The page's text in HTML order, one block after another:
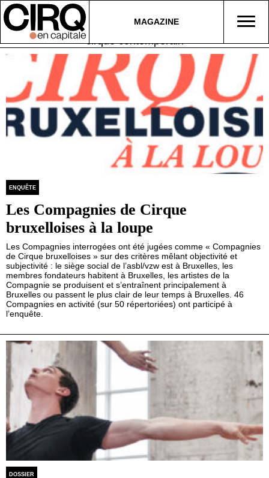
MAGAZINE
cirque contemporain
ENQUÊTE
Les Compagnies de Cirque
bruxelloises à la loupe
Les Compagnies interrogées ont été jugées comme « Compagnies
de Cirque bruxelloises » sur des critères mêlant objectivité et
subjectivité : le siège social de l’asbl/vzw est à Bruxelles, les
membres fondateurs habitent à Bruxelles, les artistes de la
Compagnie se produisent et s’entraînent principalement à
Bruxelles ou passent le plus clair de leur temps à Bruxelles. 46
Compagnies en activité (sur 50 répertoriées) ont participé à
l’enquête.
DOSSIER